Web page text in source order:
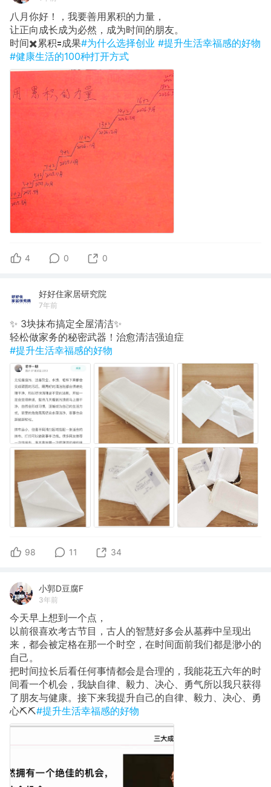
八月你好！，我要善用累积的力量，
让正向成长成为必然，成为时间的朋友。
时间✖️累积🟰成果#为什么选择创业 #提升生活幸福感的好物
#健康生活的100种打开方式
4 0 0
好好住家居研究院
7年前
✨ 3块抹布搞定全屋清洁✨
轻松做家务的秘密武器！治愈清洁强迫症
#提升生活幸福感的好物
98 11 34
小郭D豆腐F
3年前
今天早上想到一个点，
以前很喜欢考古节目，古人的智慧好多会从墓葬中呈现出
来，都会被定格在那一个时空，在时间面前我们都是渺小的
自己。
把时间拉长后看任何事情都会是合理的，我能花五六年的时
间看一个机会，我缺自律、毅力、决心、勇气所以我只获得
了朋友与健康。接下来我提升自己的自律、毅力、决心、勇
心⛏️⛏️#提升生活幸福感的好物